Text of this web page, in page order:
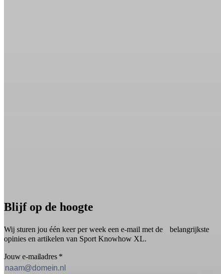
Blijf op de hoogte
Wij sturen jou één keer per week een e-mail met de belangrijkste
opinies en artikelen van Sport Knowhow XL.
Jouw e-mailadres *